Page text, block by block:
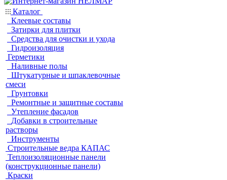
Каталог
Клеевые составы
Затирки для плитки
Средства для очистки и ухода
Гидроизоляция
Герметики
Наливные полы
Штукатурные и шпаклевочные
смеси
Грунтовки
Ремонтные и защитные составы
Утепление фасадов
Добавки в строительные
растворы
Инструменты
Строительные ведра КАПАС
Теплоизоляционные панели
(конструкционные панели)
Краски